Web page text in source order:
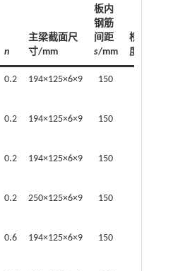
n
主梁截面尺
寸/mm
板内
钢筋
间距
s/mm
楼板厚
度/mm
0.2 194×125×6×9 150
0.2 194×125×6×9 150
0.2 194×125×6×9 150
0.2 250×125×6×9 150
0.6 194×125×6×9 150